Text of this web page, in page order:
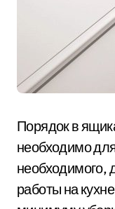
Порядок в
необходимо
необходимого,
работы на